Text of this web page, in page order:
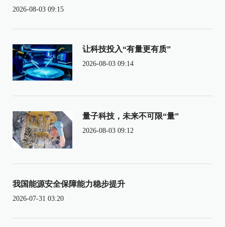
2026-08-03 09:15
让科技投入“有量更有质”
2026-08-03 09:14
量子科技，未来不可限“量”
2026-08-03 09:12
我国能源安全保障能力稳步提升
2026-07-31 03:20